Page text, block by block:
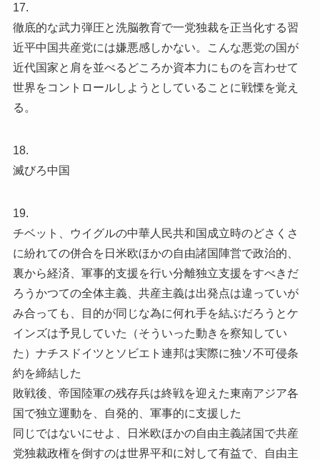
17.
徹底的な武力弾圧と洗脳教育で一党独裁を正当化する習
近平中国共産党には嫌悪感しかない。こんな悪党の国が
近代国家と肩を並べるどころか資本力にものを言わせて
世界をコントロールしようとしていることに戦慄を覚え
る。
18.
滅びろ中国
19.
チベット、ウイグルの中華人民共和国成立時のどさくさ
に紛れての併合を日米欧ほかの自由諸国陣営で政治的、
裏から経済、軍事的支援を行い分離独立支援をすべきだ
ろうかつての全体主義、共産主義は出発点は違っていが
み合っても、目的が同じな為に何れ手を結ぶだろうとケ
インズは予見していた（そういった動きを察知してい
た）ナチスドイツとソビエト連邦は実際に独ソ不可侵条
約を締結した
敗戦後、帝国陸軍の残存兵は終戦を迎えた東南アジア各
国で独立運動を、自発的、軍事的に支援した
同じではないにせよ、日米欧ほかの自由主義諸国で共産
党独裁政権を倒すのは世界平和に対して有益で、自由主